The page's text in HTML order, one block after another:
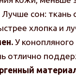
Лучше сон: ткань
хлопка и
У
отлично